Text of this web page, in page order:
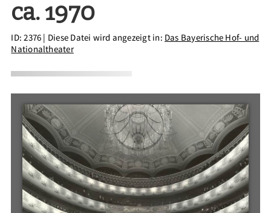
ca. 1970
ID: 2376 | Diese Datei wird angezeigt in: Das Bayerische Hof- und
Nationaltheater